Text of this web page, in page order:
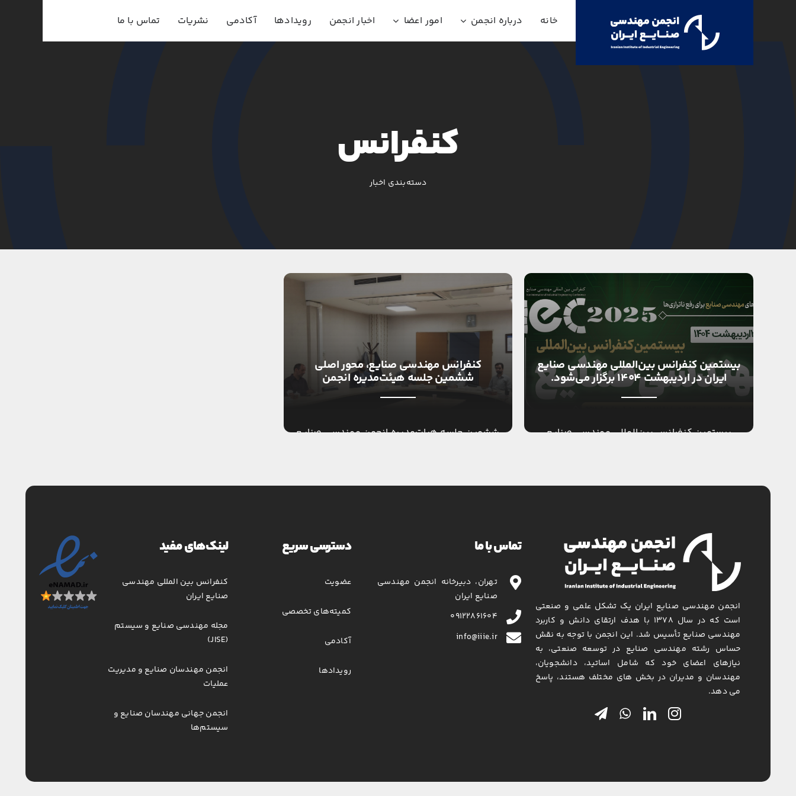
خانه درباره انجمن امور اعضا اخبار انجمن رویدادها آکادمی نشریات تماس با ما
کنفرانس
دسته‌بندی اخبار
بیستمین کنفرانس بین‌المللی مهندسی صنایع
ایران در اردیبهشت ۱۴۰۴ برگزار می‌شود.
بیستمین کنفرانس بین‌المللی مهندسی صنایع
کنفرانس مهندسی صنایع، محور اصلی
ششمین جلسه هیئت‌مدیره انجمن
ششمین جلسه هیات‌مدیره انجمن مهندسی صنایع
انجمن مهندسی صنایع ایران یک تشکل علمی و صنعتی
است که در سال ۱۳۷۸ با هدف ارتقای دانش و کاربرد
مهندسی صنایع تأسیس شد. این انجمن با توجه به نقش
حساس رشته مهندسی صنایع در توسعه صنعتی، به
نیازهای اعضای خود که شامل اساتید، دانشجویان،
مهندسان و مدیران در بخش های مختلف هستند، پاسخ
می دهد.
تماس با ما
تهران، دبیرخانه انجمن مهندسی
صنایع ایران
۰۹۱۲۲۸۶۱۶۰۴
info@iiie.ir
دسترسی سریع
عضویت
کمیته‌های تخصصی
آکادمی
رویدادها
لینک‌های مفید
کنفرانس بین المللی مهندسی
صنایع ایران
مجله مهندسی صنایع و سیستم
(JISE)
انجمن مهندسان صنایع و مدیریت
عملیات
انجمن جهانی مهندسان صنایع و
سیستم‌ها